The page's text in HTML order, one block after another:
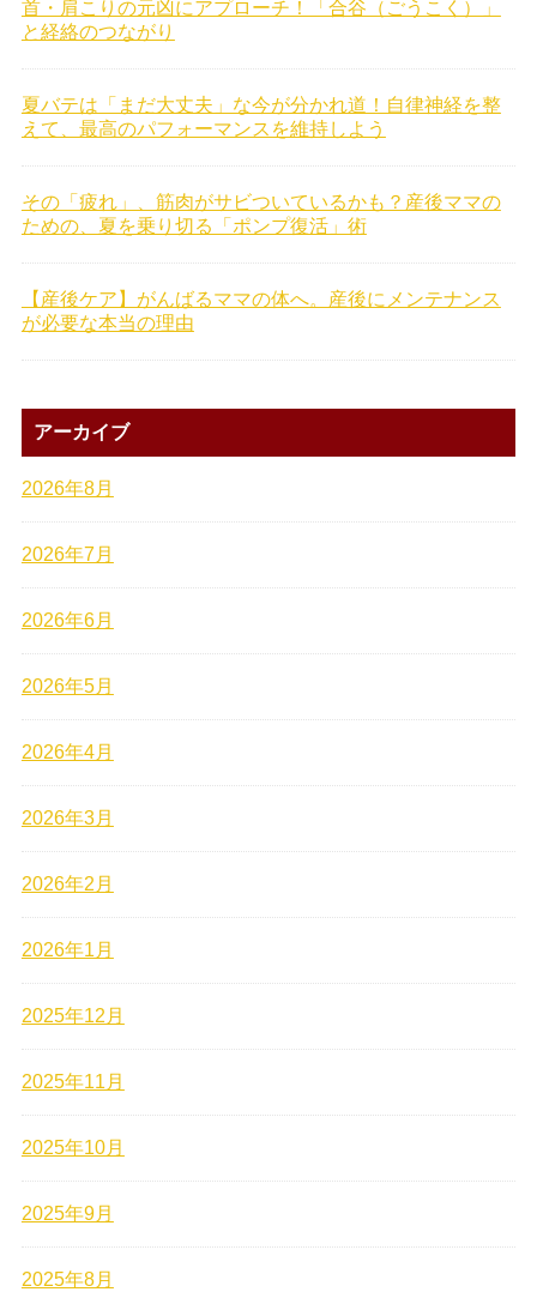
首・肩こりの元凶にアプローチ！「合谷（ごうこく）」
と経絡のつながり
夏バテは「まだ大丈夫」な今が分かれ道！自律神経を整
えて、最高のパフォーマンスを維持しよう
その「疲れ」、筋肉がサビついているかも？産後ママの
ための、夏を乗り切る「ポンプ復活」術
【産後ケア】がんばるママの体へ。産後にメンテナンス
が必要な本当の理由
アーカイブ
2026年8月
2026年7月
2026年6月
2026年5月
2026年4月
2026年3月
2026年2月
2026年1月
2025年12月
2025年11月
2025年10月
2025年9月
2025年8月